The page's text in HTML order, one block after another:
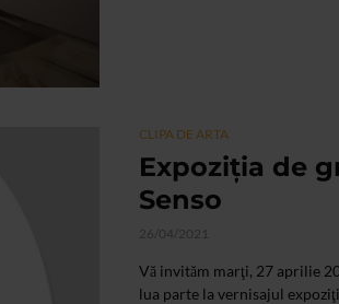
CLIPA DE ARTA
Expoziția de
Senso
26/04/2021
Vă invităm marţi, 27 aprilie
lua parte la vernisajul